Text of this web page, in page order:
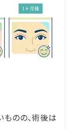
のの、術後は